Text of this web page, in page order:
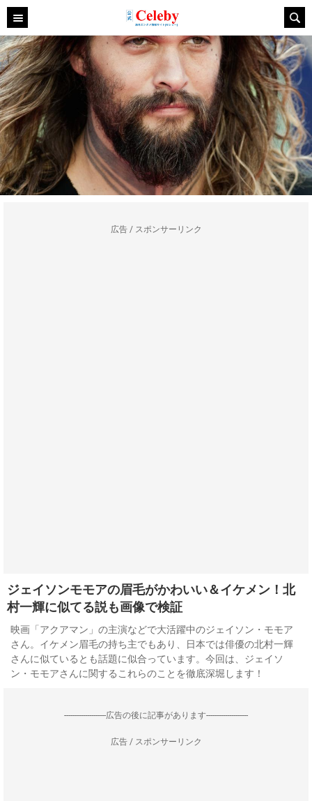
広告 / スポンサーリンク
ジェイソンモモアの眉毛がかわいい＆イケメン！北
村一輝に似てる説も画像で検証
映画「アクアマン」の主演などで大活躍中のジェイソン・モモア
さん。イケメン眉毛の持ち主でもあり、日本では俳優の北村一輝
さんに似ているとも話題に似合っています。今回は、ジェイソ
ン・モモアさんに関するこれらのことを徹底深堀します！
--------------------広告の後に記事があります--------------------
広告 / スポンサーリンク